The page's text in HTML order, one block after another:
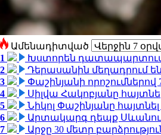
Ամենադիտված
1
Խստորեն դատապարտում
2
Դերասանին մեղադրում
3
Փաշինյանի
4
Սիլվա Հակոբյանը
5
Նիկոլ Փաշինյանը
6
Արտակարգ դեպք
7
Արջը 30 մետր